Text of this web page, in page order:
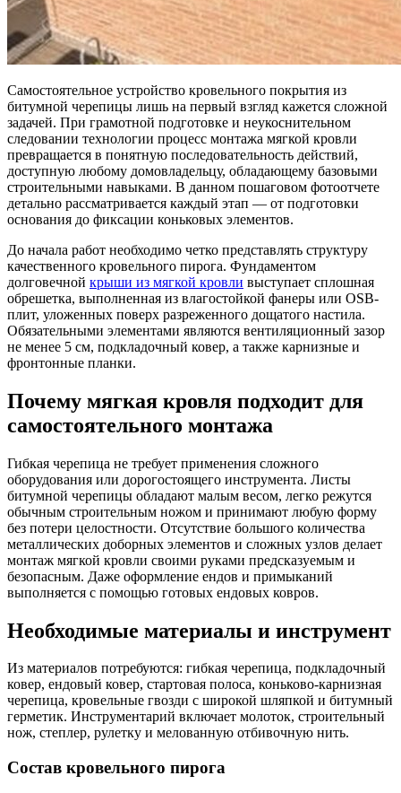
Самостоятельное устройство кровельного покрытия из
битумной черепицы лишь на первый взгляд кажется сложной
задачей. При грамотной подготовке и неукоснительном
следовании технологии процесс монтажа мягкой кровли
превращается в понятную последовательность действий,
доступную любому домовладельцу, обладающему базовыми
строительными навыками. В данном пошаговом фотоотчете
детально рассматривается каждый этап — от подготовки
основания до фиксации коньковых элементов.
До начала работ необходимо четко представлять структуру
качественного кровельного пирога. Фундаментом
долговечной крыши из мягкой кровли выступает сплошная
обрешетка, выполненная из влагостойкой фанеры или OSB-
плит, уложенных поверх разреженного дощатого настила.
Обязательными элементами являются вентиляционный зазор
не менее 5 см, подкладочный ковер, а также карнизные и
фронтонные планки.
Почему мягкая кровля подходит для
самостоятельного монтажа
Гибкая черепица не требует применения сложного
оборудования или дорогостоящего инструмента. Листы
битумной черепицы обладают малым весом, легко режутся
обычным строительным ножом и принимают любую форму
без потери целостности. Отсутствие большого количества
металлических доборных элементов и сложных узлов делает
монтаж мягкой кровли своими руками предсказуемым и
безопасным. Даже оформление ендов и примыканий
выполняется с помощью готовых ендовых ковров.
Необходимые материалы и инструмент
Из материалов потребуются: гибкая черепица, подкладочный
ковер, ендовый ковер, стартовая полоса, коньково-карнизная
черепица, кровельные гвозди с широкой шляпкой и битумный
герметик. Инструментарий включает молоток, строительный
нож, степлер, рулетку и мелованную отбивочную нить.
Состав кровельного пирога